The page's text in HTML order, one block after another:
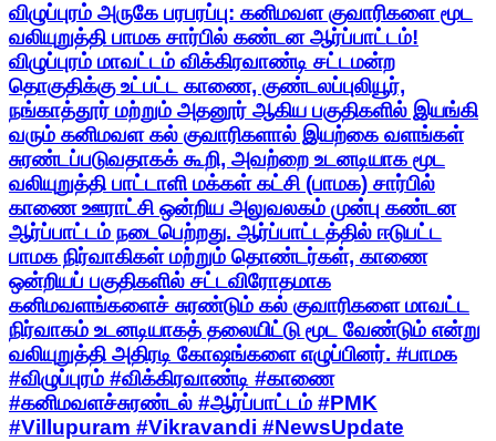
விழுப்புரம் அருகே பரபரப்பு: கனிமவள குவாரிகளை மூட
வலியுறுத்தி பாமக சார்பில் கண்டன ஆர்ப்பாட்டம்!
விழுப்புரம் மாவட்டம் விக்கிரவாண்டி சட்டமன்ற
தொகுதிக்கு உட்பட்ட காணை, குண்டலப்புலியூர்,
நங்காத்தூர் மற்றும் அதனூர் ஆகிய பகுதிகளில் இயங்கி
வரும் கனிமவள கல் குவாரிகளால் இயற்கை வளங்கள்
சுரண்டப்படுவதாகக் கூறி, அவற்றை உடனடியாக மூட
வலியுறுத்தி பாட்டாளி மக்கள் கட்சி (பாமக) சார்பில்
காணை ஊராட்சி ஒன்றிய அலுவலகம் முன்பு கண்டன
ஆர்ப்பாட்டம் நடைபெற்றது. ஆர்ப்பாட்டத்தில் ஈடுபட்ட
பாமக நிர்வாகிகள் மற்றும் தொண்டர்கள், காணை
ஒன்றியப் பகுதிகளில் சட்டவிரோதமாக
கனிமவளங்களைச் சுரண்டும் கல் குவாரிகளை மாவட்ட
நிர்வாகம் உடனடியாகத் தலையிட்டு மூட வேண்டும் என்று
வலியுறுத்தி அதிரடி கோஷங்களை எழுப்பினர். #பாமக
#விழுப்புரம் #விக்கிரவாண்டி #காணை
#கனிமவளச்சுரண்டல் #ஆர்ப்பாட்டம் #PMK
#Villupuram #Vikravandi #NewsUpdate